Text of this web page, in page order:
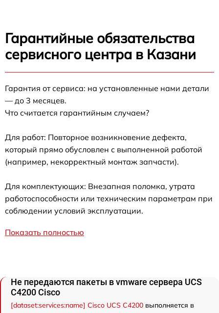
Гарантийные обязательства
сервисного центра в Казани
Гарантия от сервиса: на установленные нами детали
— до 3 месяцев.
Что считается гарантийным случаем?
Для работ: Повторное возникновение дефекта,
который прямо обусловлен с выполненной работой
(например, некорректный монтаж запчасти).
Для комплектующих: Внезапная поломка, утрата
работоспособности или техническим параметрам при
соблюдении условий эксплуатации.
Показать полностью
Не передаются пакеты в vmware сервера UCS
C4200 Cisco
[dataset:services:name] Cisco UCS C4200 выполняется в